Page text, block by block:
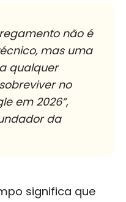
não é
mas uma
qualquer
no
em 2026”,
da
significa que